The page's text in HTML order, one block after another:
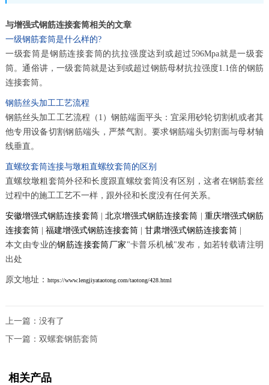
与增强式钢筋连接套筒相关的文章
一级钢筋套筒是什么样的?
一级套筒是钢筋连接套筒的抗拉强度达到或超过596Mpa就是一级套
筒。通俗讲，一级套筒就是达到或超过钢筋母材抗拉强度1.1倍的钢筋
连接套筒。
钢筋丝头加工工艺流程
钢筋丝头加工工艺流程（1）钢筋端面平头：宜采用砂轮切割机或者其
他专用设备切割钢筋端头，严禁气割。要求钢筋端头切割面与母材轴
线垂直。
直螺纹套筒连接与墩粗直螺纹套筒的区别
直螺纹墩粗套筒外径和长度跟直螺纹套筒没有区别，这者在钢筋套丝
过程中的施工工艺不一样，跟外径和长度没有任何关系。
安徽增强式钢筋连接套筒| 北京增强式钢筋连接套筒
重庆增强式钢筋
连接套筒| 福建增强式钢筋连接套筒| 甘肃增强式钢筋连接套筒|
本文由专业的钢筋连接套筒厂家 "卡普乐机械"发布，如若转载请注明
出处
原文地址： https://www.lengjiyataotong.com/taotong/428.html
上一篇：没有了
下一篇： 双螺套钢筋套筒
相关产品